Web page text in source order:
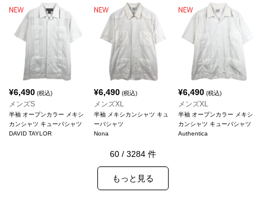
¥6,490 (税込)
メンズS
半袖 オープンカラー メキシ
カンシャツ キューバシャツ
DAVID TAYLOR
¥6,490(税込)
メンズXL
半袖 メキシカンシャツ キュ
ーバシャツ
Nona
¥6,490 (税込)
メンズXL
半袖 オープンカラー メキシ
カンシャツ キューバシャツ
Authentica
60 / 3284 件
もっと見る